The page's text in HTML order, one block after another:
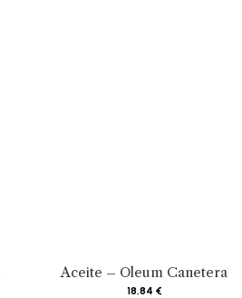
Aceite – Oleum Canetera
18,84 €